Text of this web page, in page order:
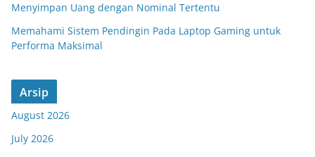
Menyimpan Uang dengan Nominal Tertentu
Memahami Sistem Pendingin Pada Laptop Gaming untuk
Performa Maksimal
Arsip
August 2026
July 2026